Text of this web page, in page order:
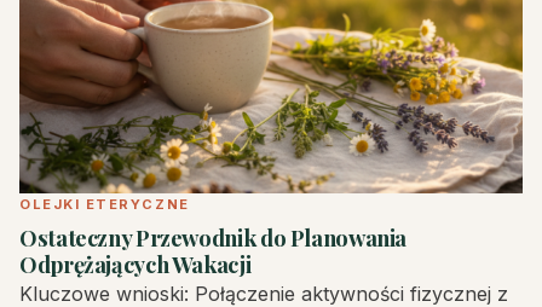
OLEJKI ETERYCZNE
Ostateczny Przewodnik do Planowania
Odprężających Wakacji
Kluczowe wnioski: Połączenie aktywności fizycznej z